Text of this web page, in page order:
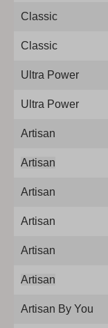
Classic
Classic
Ultra Power
Ultra Power
Artisan
Artisan
Artisan
Artisan
Artisan
Artisan
Artisan By You